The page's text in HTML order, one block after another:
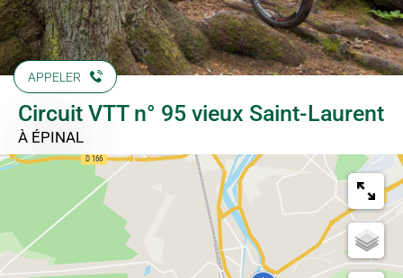
APPELER
Circuit VTT n° 95 vieux Saint-Laurent
À ÉPINAL